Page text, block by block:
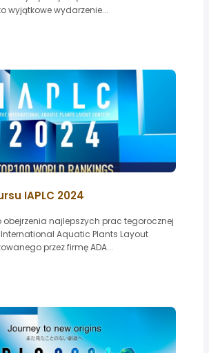
wyjątkowe wydarzenie...
IAPLC 2024
najlepszych prac tegorocznej
Aquatic Plants Layout
przez firmę ADA...